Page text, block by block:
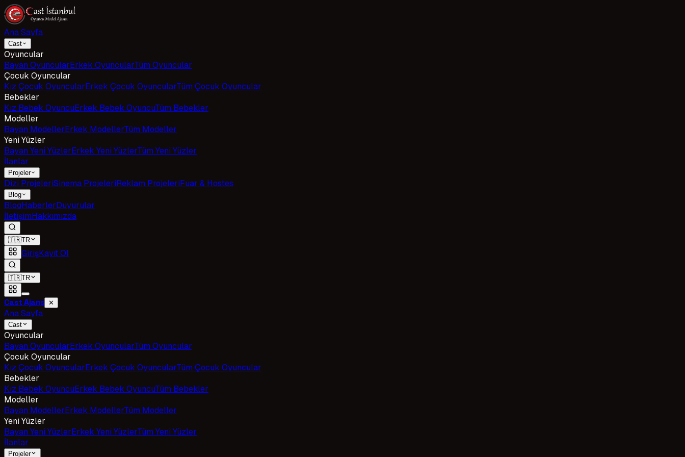
Ana Sayfa
Cast
Oyuncular
Bayan OyuncularErkek OyuncularTüm Oyuncular
Çocuk Oyuncular
Kız Çocuk OyuncularErkek Çocuk OyuncularTüm Çocuk Oyuncular
Bebekler
Kız Bebek OyuncuErkek Bebek OyuncuTüm Bebekler
Modeller
Bayan ModellerErkek ModellerTüm Modeller
Yeni Yüzler
Bayan Yeni YüzlerErkek Yeni YüzlerTüm Yeni Yüzler
İlanlar
Projeler
Dizi ProjeleriSinema ProjeleriReklam ProjeleriFuar & Hostes
Blog
BlogHaberlerDuyurular
İletişimHakkımızda
🇹🇷TR
GirişKayıt Ol
🇹🇷TR
Cast Ajans ✕
Ana Sayfa
Cast
Oyuncular
Bayan OyuncularErkek OyuncularTüm Oyuncular
Çocuk Oyuncular
Kız Çocuk OyuncularErkek Çocuk OyuncularTüm Çocuk Oyuncular
Bebekler
Kız Bebek OyuncuErkek Bebek OyuncuTüm Bebekler
Modeller
Bayan ModellerErkek ModellerTüm Modeller
Yeni Yüzler
Bayan Yeni YüzlerErkek Yeni YüzlerTüm Yeni Yüzler
İlanlar
Projeler